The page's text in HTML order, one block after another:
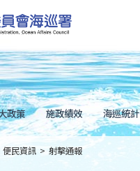
政策 施政績效 海巡統計
便民資訊 > 射擊通報